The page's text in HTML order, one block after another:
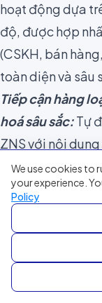
hoạt động dựa
độ, được hợp
(CSKH, bán
toàn diện và sâu
Tiếp cận hàng
hoá sâu sắc:Tự
ZNS với nội
phân khúc
hành vi của họ.
Phân loại và
Giúp AI Agent
cập nhật để tư
Phân khúc
We use cookies to
your experience.
Policy